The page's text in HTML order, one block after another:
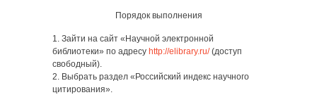
Порядок выполнения
1. Зайти на сайт «Научной электронной
библиотеки» по адресу http://elibrary.ru/(доступ
свободный).
2. Выбрать раздел «Российский индекс научного
цитирования».